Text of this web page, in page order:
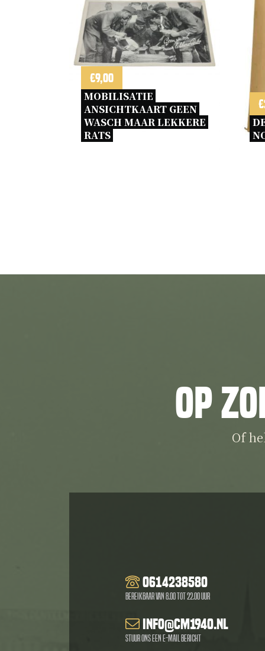
€9,00
MOBILISATIE
ANSICHTKAART GEEN
WASCH MAAR LEKKERE
RATS
€
Op
Of
0614238580
Bereikbaar van 8.00 tot 22.00 uur
info@cm1940.nl
Stuur ons een e-mail bericht